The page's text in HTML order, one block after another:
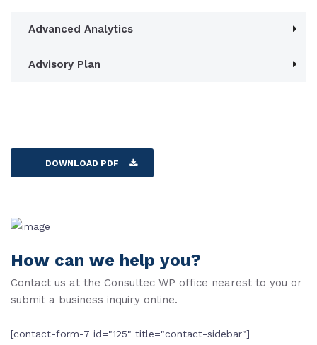
Advanced Analytics
Advisory Plan
DOWNLOAD PDF
How can we help you?
Contact us at the Consultec WP office nearest to you or
submit a business inquiry online.
[contact-form-7 id="125" title="contact-sidebar"]